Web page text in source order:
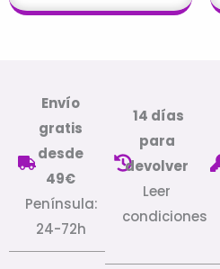
Envío
gratis
desde
49€
Península:
24-72h
14 días
para
devolver
Leer
condiciones